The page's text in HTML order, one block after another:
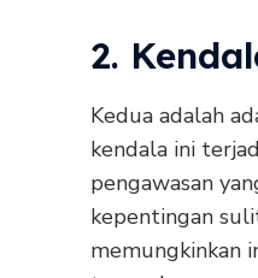
2.
Kedua adalah
kendala ini
pengawasan
kepentingan
memungkinkan